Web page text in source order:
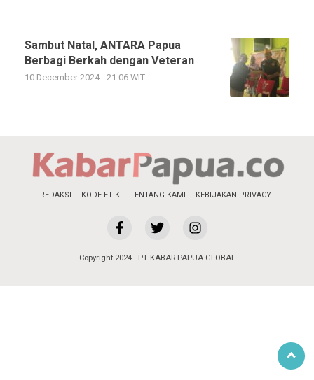
Sambut Natal, ANTARA Papua
Berbagi Berkah dengan Veteran
10 December 2024 - 21:06 WIT
REDAKSI KODE ETIK TENTANG KAMI KEBIJAKAN PRIVACY
Copyright 2024 - PT KABAR PAPUA GLOBAL